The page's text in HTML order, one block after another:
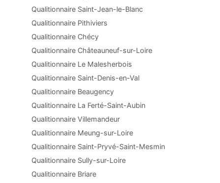
Qualitionnaire Saint-Jean-le-Blanc
Qualitionnaire Pithiviers
Qualitionnaire Chécy
Qualitionnaire Châteauneuf-sur-Loire
Qualitionnaire Le Malesherbois
Qualitionnaire Saint-Denis-en-Val
Qualitionnaire Beaugency
Qualitionnaire La Ferté-Saint-Aubin
Qualitionnaire Villemandeur
Qualitionnaire Meung-sur-Loire
Qualitionnaire Saint-Pryvé-Saint-Mesmin
Qualitionnaire Sully-sur-Loire
Qualitionnaire Briare